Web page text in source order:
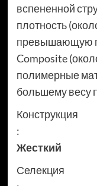
вспененной
плотность
превышающую
Composite
полимерные
большему весу
Конструкция
:
Жесткий
Селекция